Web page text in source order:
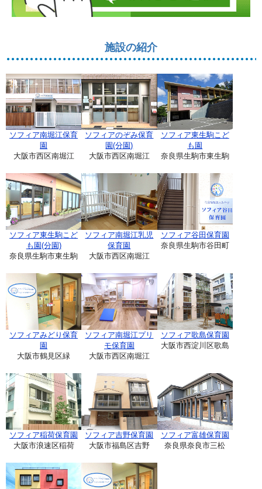
施設の紹介
ソフィア南堀江保育
園
大阪市西区南堀江
ソフィアのぞみ保育
園(分園)
大阪市西区南堀江
ソフィア東生駒こど
も園
奈良県生駒市東生駒
ソフィア東生駒こど
も園(分園)
奈良県生駒市東生駒
ソフィア南堀江乳児
保育園
大阪市西区南堀江
ソフィア谷田保育園
奈良県生駒市谷田町
ソフィアみどり保育
園
大阪市鶴見区緑
ソフィア南堀江プリ
モ保育園
大阪市西区南堀江
ソフィア歌島保育園
大阪市西淀川区歌島
ソフィア稲荷保育園
大阪市浪速区稲荷
ソフィア吉野保育園
大阪市福島区吉野
ソフィア富雄保育園
奈良県奈良市三松